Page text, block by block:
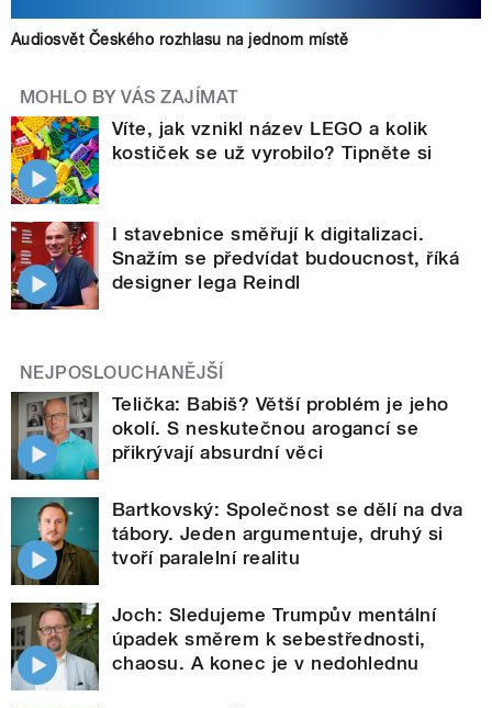
Audiosvět Českého rozhlasu na jednom místě
MOHLO BY VÁS ZAJÍMAT
Víte, jak vznikl název LEGO a kolik
kostiček se už vyrobilo? Tipněte si
I stavebnice směřují k digitalizaci.
Snažím se předvídat budoucnost, říká
designer lega Reindl
NEJPOSLOUCHANĚJŠÍ
Telička: Babiš? Větší problém je jeho
okolí. S neskutečnou arogancí se
přikrývají absurdní věci
Bartkovský: Společnost se dělí na dva
tábory. Jeden argumentuje, druhý si
tvoří paralelní realitu
Joch: Sledujeme Trumpův mentální
úpadek směrem k sebestřednosti,
chaosu. A konec je v nedohlednu